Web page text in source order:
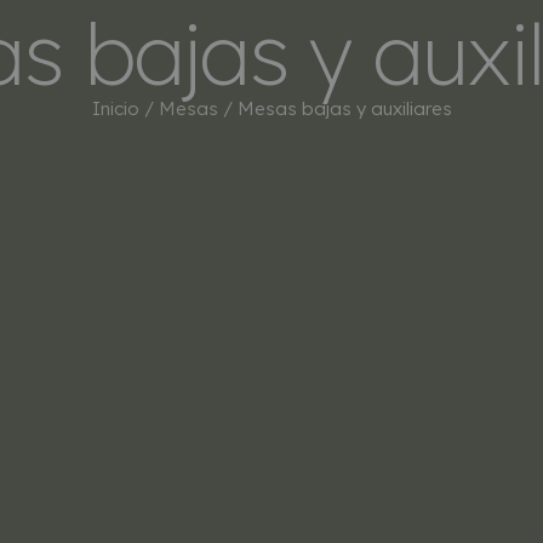
TIENDA
bajas y
Inicio / Mesas / Mesas bajas y auxiliares